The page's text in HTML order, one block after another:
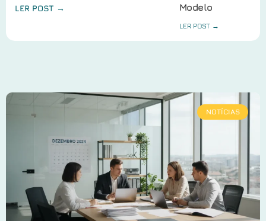
LER POST →
Modelo
LER POST →
NOTÍCIAS